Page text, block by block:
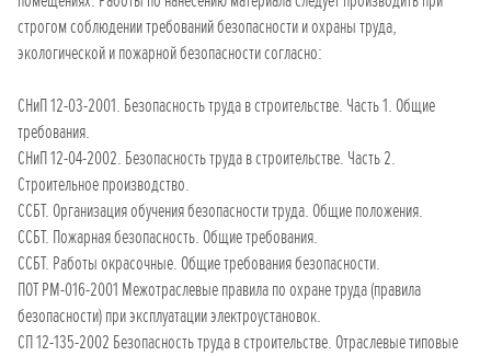
строгом соблюдении требований безопасности и охраны труда,
экологической и пожарной безопасности согласно:
СНиП 12-03-2001. Безопасность труда в строительстве. Часть 1. Общие
требования.
СНиП 12-04-2002. Безопасность труда в строительстве. Часть 2.
Строительное производство.
ССБТ. Организация обучения безопасности труда. Общие положения.
ССБТ. Пожарная безопасность. Общие требования.
ССБТ. Работы окрасочные. Общие требования безопасности.
ПОТ РМ-016-2001 Межотраслевые правила по охране труда (правила
безопасности) при эксплуатации электроустановок.
СП 12-135-2002 Безопасность труда в строительстве. Отраслевые типовые